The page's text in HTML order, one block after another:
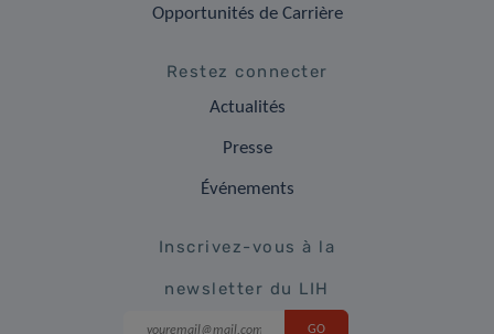
Opportunités de Carrière
Restez connecter
Actualités
Presse
Événements
Inscrivez-vous à la
newsletter du LIH